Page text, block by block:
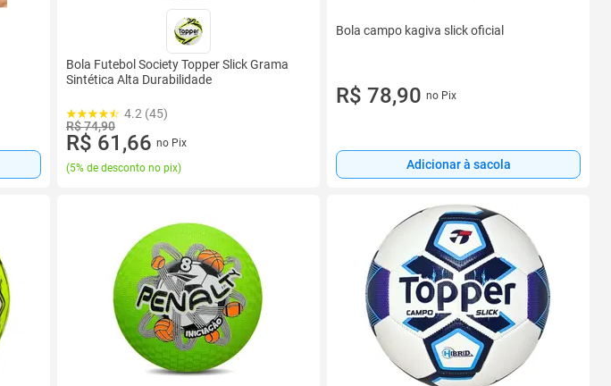
Bola Futebol Society Topper Slick Grama
Sintética Alta Durabilidade
4.2 (45)
R$ 74,90
R$ 61,66 no Pix
(5% de desconto no pix)
Bola campo kagiva slick oficial
R$ 78,90 no Pix
Adicionar à sacola